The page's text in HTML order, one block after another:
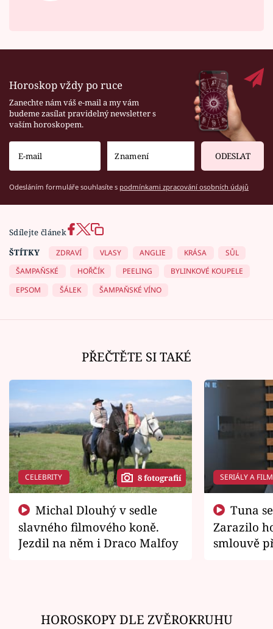
Horoskop vždy po ruce
Zanechte nám váš e-mail a my vám
budeme zasílat pravidelný newsletter s
vaším horoskopem.
ODESLAT
Odesláním formuláře souhlasíte s podmínkami zpracování osobních údajů
Sdílejte článek
ŠTÍTKY
ZDRAVÍ VLASY ANGLIE KRÁSA
SŮL
ŠAMPAŇSKÉ
HOŘČÍK PEELING
BYLINKOVÉ KOUPELE
EPSOM
ŠÁLEK ŠAMPAŇSKÉ VÍNO
PŘEČTĚTE SI TAKÉ
CELEBRITY 8 fotografií
slavného filmového koně.
Jezdil na něm i Draco Malfoy
SERIÁLY A
Zarazilo
smlouvě
HOROSKOPY DLE ZVĚROKRUHU